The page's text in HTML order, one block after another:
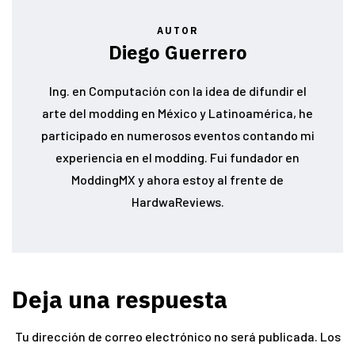
AUTOR
Diego Guerrero
Ing. en Computación con la idea de difundir el
arte del modding en México y Latinoamérica, he
participado en numerosos eventos contando mi
experiencia en el modding. Fui fundador en
ModdingMX y ahora estoy al frente de
HardwaReviews.
Deja una respuesta
Tu dirección de correo electrónico no será publicada. Los